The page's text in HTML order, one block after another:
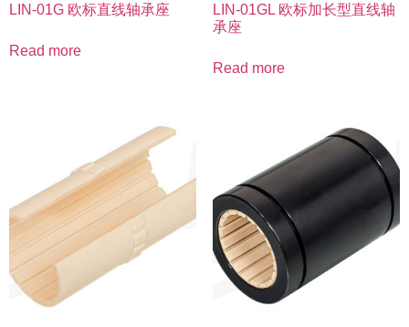
LIN-01G 欧标直线轴承座
Read more
LIN-01GL 欧标加长型直线轴
承座
Read more